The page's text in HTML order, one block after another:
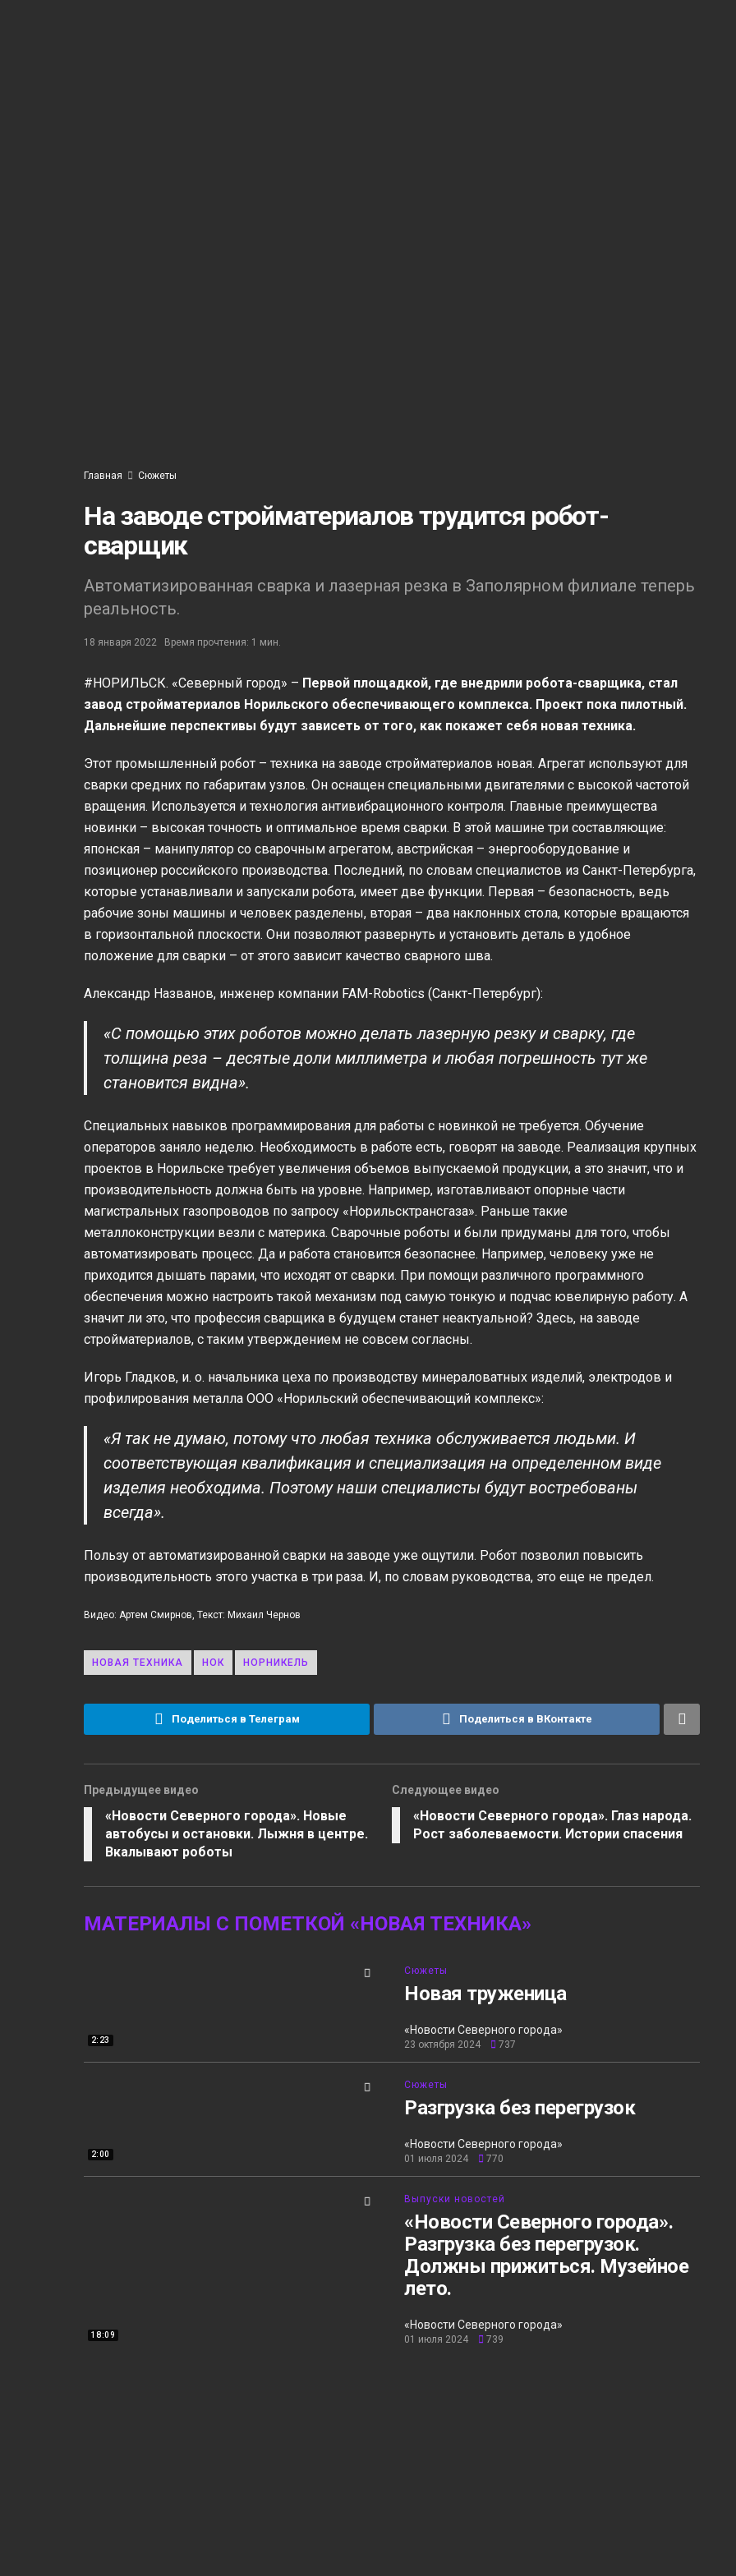
Главная Сюжеты
На заводе стройматериалов трудится робот-
сварщик
Автоматизированная сварка и лазерная резка в Заполярном филиале теперь
реальность.
18 января 2022 Время прочтения: 1 мин.
#НОРИЛЬСК. «Северный город» – Первой площадкой, где внедрили робота-сварщика, стал
завод стройматериалов Норильского обеспечивающего комплекса. Проект пока пилотный.
Дальнейшие перспективы будут зависеть от того, как покажет себя новая техника.
Этот промышленный робот – техника на заводе стройматериалов новая. Агрегат используют для
сварки средних по габаритам узлов. Он оснащен специальными двигателями с высокой частотой
вращения. Используется и технология антивибрационного контроля. Главные преимущества
новинки – высокая точность и оптимальное время сварки. В этой машине три составляющие:
японская – манипулятор со сварочным агрегатом, австрийская – энергооборудование и
позиционер российского производства. Последний, по словам специалистов из Санкт-Петербурга,
которые устанавливали и запускали робота, имеет две функции. Первая – безопасность, ведь
рабочие зоны машины и человек разделены, вторая – два наклонных стола, которые вращаются
в горизонтальной плоскости. Они позволяют развернуть и установить деталь в удобное
положение для сварки – от этого зависит качество сварного шва.
Александр Названов, инженер компании FAM-Robotics (Санкт-Петербург):
«С помощью этих роботов можно делать лазерную резку и сварку, где
толщина реза – десятые доли миллиметра и любая погрешность тут же
становится видна».
Специальных навыков программирования для работы с новинкой не требуется. Обучение
операторов заняло неделю. Необходимость в работе есть, говорят на заводе. Реализация крупных
проектов в Норильске требует увеличения объемов выпускаемой продукции, а это значит, что и
производительность должна быть на уровне. Например, изготавливают опорные части
магистральных газопроводов по запросу «Норильсктрансгаза». Раньше такие
металлоконструкции везли с материка. Сварочные роботы и были придуманы для того, чтобы
автоматизировать процесс. Да и работа становится безопаснее. Например, человеку уже не
приходится дышать парами, что исходят от сварки. При помощи различного программного
обеспечения можно настроить такой механизм под самую тонкую и подчас ювелирную работу. А
значит ли это, что профессия сварщика в будущем станет неактуальной? Здесь, на заводе
стройматериалов, с таким утверждением не совсем согласны.
Игорь Гладков, и. о. начальника цеха по производству минераловатных изделий, электродов и
профилирования металла ООО «Норильский обеспечивающий комплекс»:
«Я так не думаю, потому что любая техника обслуживается людьми. И
соответствующая квалификация и специализация на определенном виде
изделия необходима. Поэтому наши специалисты будут востребованы
всегда».
Пользу от автоматизированной сварки на заводе уже ощутили. Робот позволил повысить
производительность этого участка в три раза. И, по словам руководства, это еще не предел.
Видео: Артем Смирнов, Текст: Михаил Чернов
НОВАЯ ТЕХНИКА НОК НОРНИКЕЛЬ
Поделиться в Телеграм Поделиться в ВКонтакте
Предыдущее видео
«Новости Северного города». Новые
автобусы и остановки. Лыжня в центре.
Вкалывают роботы
Следующее видео
«Новости Северного города». Глаз народа.
Рост заболеваемости. Истории спасения
МАТЕРИАЛЫ С ПОМЕТКОЙ «НОВАЯ ТЕХНИКА»
2:23
Сюжеты
Новая труженица
«Новости Северного города»
23 октября 2024 737
2:00
Сюжеты
Разгрузка без перегрузок
«Новости Северного города»
01 июля 2024 770
18:09
Выпуски новостей
«Новости Северного города».
Разгрузка без перегрузок.
Должны прижиться. Музейное
лето.
«Новости Северного города»
01 июля 2024 739